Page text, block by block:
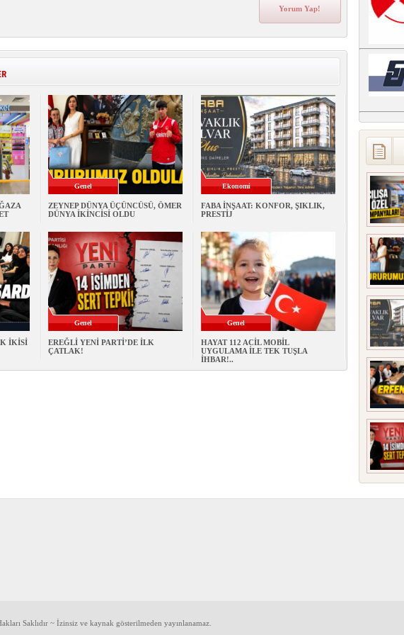
Genel
ZEYNEP DÜNYA ÜÇÜNCÜSÜ, ÖMER
DÜNYA İKİNCİSİ OLDU
Ekonomi
FABA İNŞAAT: KONFOR, ŞIKLIK,
PRESTİJ
İKİSİ
Genel
EREĞLİ YENİ PARTİ’DE İLK
ÇATLAK!
Genel
HAYAT 112 ACİL MOBİL
UYGULAMA İLE TEK TUŞLA
İHBAR!..
Saklıdır ~ İzinsiz ve kaynak gösterilmeden yayınlanamaz.